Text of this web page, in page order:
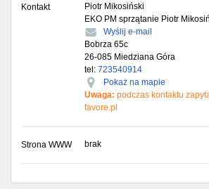
Kontakt
Piotr Mikosiński
EKO PM sprzątanie Piotr
Wyślij e-mail
Bobrza 65c
26-085 Miedziana Góra
tel: 723540914
Pokaż na mapie
Uwaga: podczas kontaktu
favore.pl
Strona WWW brak